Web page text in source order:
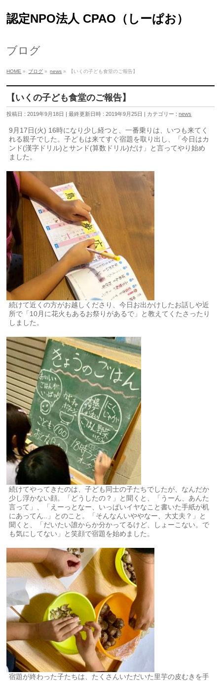
認定NPO法人 CPAO（しーぱお）
ブログ
HOME » ブログ » news » 【いくの子ども食堂のご報告】
【いくの子ども食堂のご報告】
投稿日 : 2019年9月18日 最終更新日時 : 2019年9月25日 カテゴリー :news
9月17日(火) 16時になり少し経つと、一番乗りは、いつも来てく
れる親子でした。子どもは来てすぐ宿題を取り出し、「今日はカ
ンド(漢字ドリル)とサンド(算数ドリル)だけ」と言ってやり始め
ました。
続けて近くの方がお越しくださり、今日お出かけしたお話しや近
所で「10月に花火もあるお祭りがあるで」と教えてくたさったり
しました。
続けてやってきたのは、子ども同士の子たちでしたが、なんだか
少し浮かない顔。「どうしたの？」と聞くと、「うーん、あんた
言って」、「えーっとなー、いっぱいイヤなこと書いた手紙が机
にあってん..」とのこと。「そんなんいややなー、大丈夫？」と
聞くと、「だいたい誰からか分かってるけど、しょーこない。で
も気にしてない」と笑顔で宿題を始めました。
宿題が終わった子たちは、たくさんいただいた里芋の皮むきを手